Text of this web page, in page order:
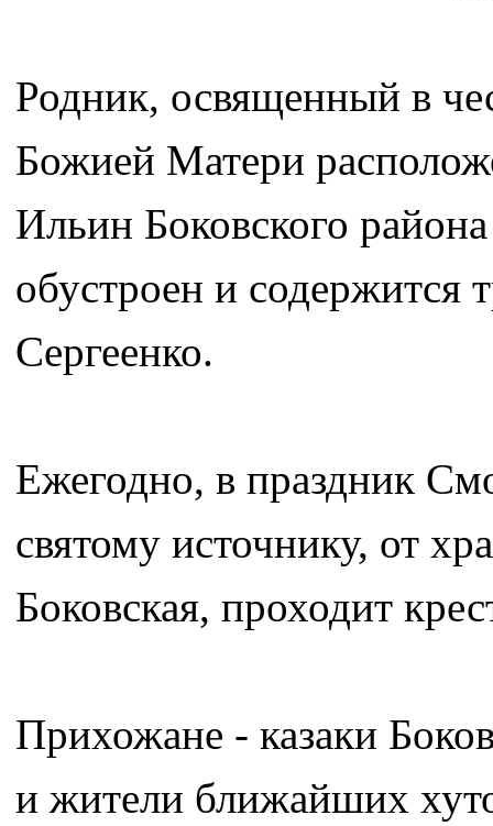
Родник, освященный в
Божией Матери
Ильин Боковского
обустроен и содержится
Сергеенко.
Ежегодно, в праздник
святому источнику, от
Боковская, проходит
Прихожане - казаки
и жители ближайших